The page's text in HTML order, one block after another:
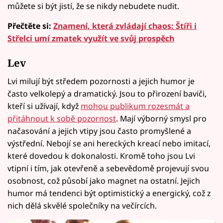
můžete si být jistí, že se nikdy nebudete nudit.
Přečtěte si: Znamení, která zvládají chaos: Štíři i
Střelci umí zmatek využít ve svůj prospěch
Lev
Lvi milují být středem pozornosti a jejich humor je
často velkolepý a dramatický. Jsou to přirození baviči,
kteří si užívají, když mohou publikum rozesmát a
přitáhnout k sobě pozornost. Mají výborný smysl pro
načasování a jejich vtipy jsou často promyšlené a
výstřední. Nebojí se ani hereckých kreací nebo imitací,
které dovedou k dokonalosti. Kromě toho jsou Lvi
vtipní i tím, jak otevřeně a sebevědomě projevují svou
osobnost, což působí jako magnet na ostatní. Jejich
humor má tendenci být optimistický a energický, což z
nich dělá skvělé společníky na večírcích.